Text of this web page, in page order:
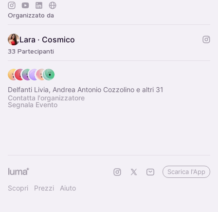
Organizzato da
Lara · Cosmico
33 Partecipanti
Delfanti Livia, Andrea Antonio Cozzolino e altri 31
Contatta l'organizzatore
Segnala Evento
Scopri Prezzi Aiuto
Scarica l'App